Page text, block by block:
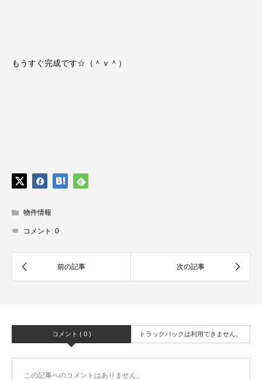
もうすぐ完成です☆（＾ｖ＾）
物件情報
コメント: 0
コメント ( 0 ) トラックバックは利用できません。
この記事へのコメントはありません。